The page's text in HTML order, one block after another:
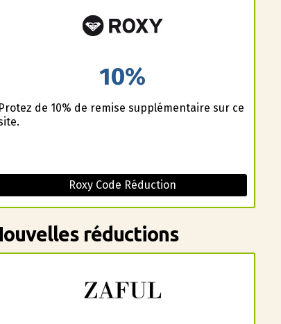
10%
Profitez de 10% de remise supplémentaire sur ce
Roxy Code Réduction
réductions